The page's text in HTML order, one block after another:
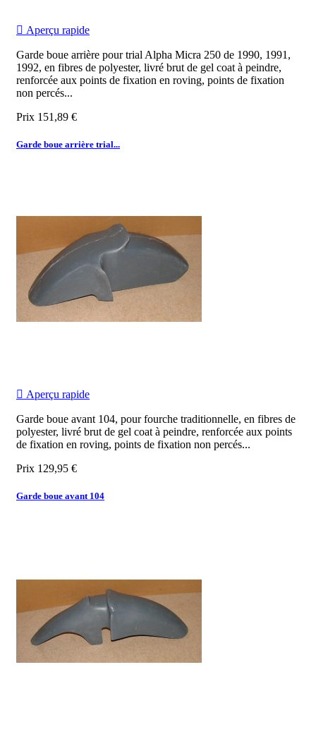
 Aperçu rapide
Garde boue arrière pour trial Alpha Micra 250 de 1990, 1991,
1992, en fibres de polyester, livré brut de gel coat à peindre,
renforcée aux points de fixation en roving, points de fixation
non percés...
Prix 151,89 €
Garde boue arrière trial...
 Aperçu rapide
Garde boue avant 104, pour fourche traditionnelle, en fibres de
polyester, livré brut de gel coat à peindre, renforcée aux points
de fixation en roving, points de fixation non percés...
Prix 129,95 €
Garde boue avant 104